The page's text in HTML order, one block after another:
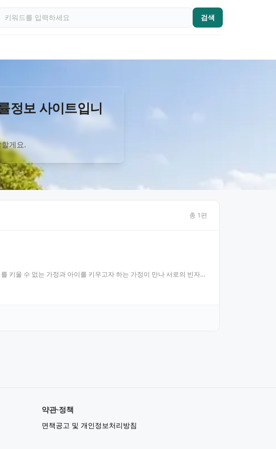
검색
정보 사이트입니
게요.
총 1편
키울 수 없는 가정과 아이를 키우고자 하는 가정이 만나 서로의 빈자리
약관·정책
면책공고 및 개인정보처리방침